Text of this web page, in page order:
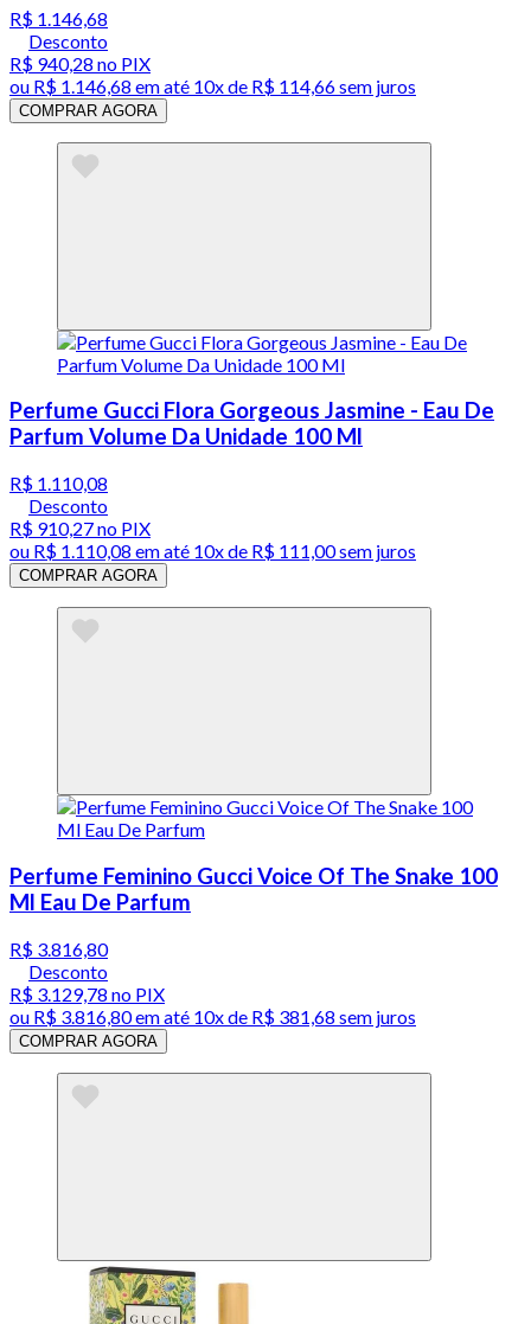
R$ 1.146,68
Desconto
R$ 940,28 no PIX
ou R$ 1.146,68 em até 10x de R$ 114,66 sem juros
COMPRAR AGORA
Perfume Gucci Flora Gorgeous Jasmine - Eau De
Parfum Volume Da Unidade 100 Ml
R$ 1.110,08
Desconto
R$ 910,27no PIX
ou R$ 1.110,08 em até 10x de R$ 111,00 sem juros
COMPRAR AGORA
Perfume Feminino Gucci Voice Of The Snake 100
Ml Eau De Parfum
R$ 3.816,80
Desconto
R$ 3.129,78 no PIX
ou R$ 3.816,80em até 10x de R$ 381,68 sem juros
COMPRAR AGORA